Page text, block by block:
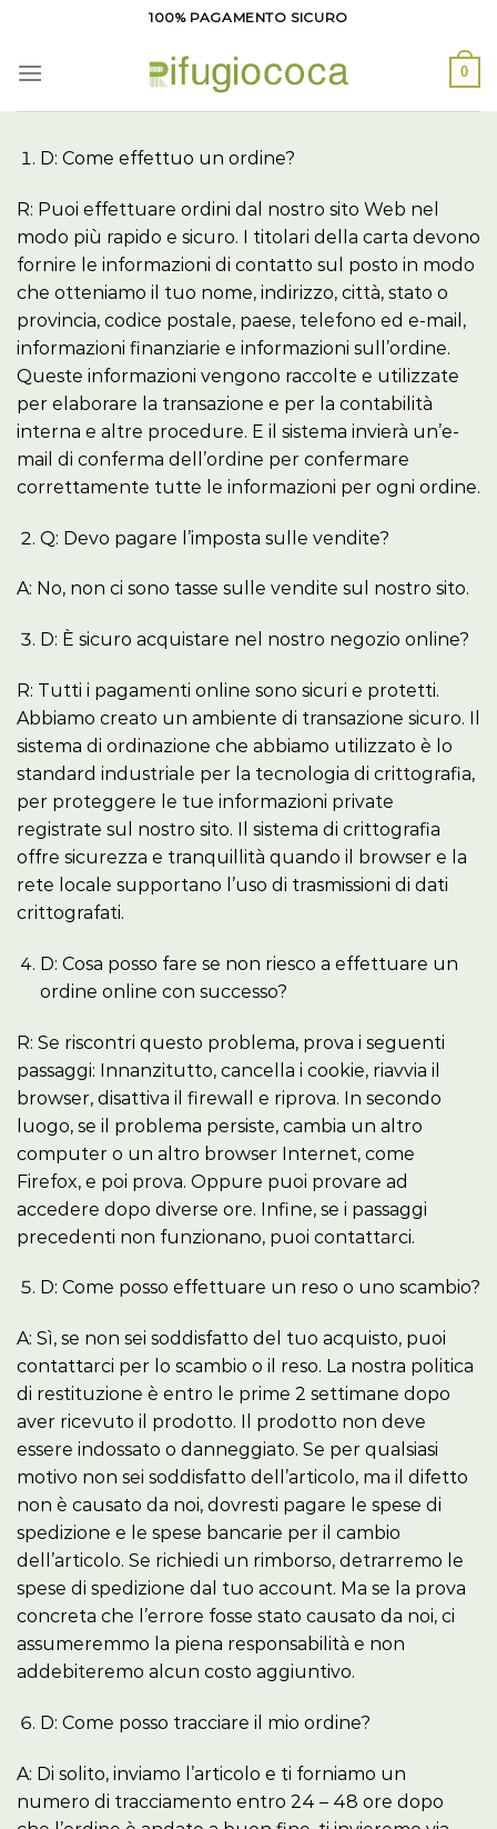
contenuti
100% PAGAMENTO SICURO
0
D: Come effettuo un ordine?
R: Puoi effettuare ordini dal nostro sito Web nel
modo più rapido e sicuro. I titolari della carta devono
fornire le informazioni di contatto sul posto in modo
che otteniamo il tuo nome, indirizzo, città, stato o
provincia, codice postale, paese, telefono ed e-mail,
informazioni finanziarie e informazioni sull’ordine.
Queste informazioni vengono raccolte e utilizzate
per elaborare la transazione e per la contabilità
interna e altre procedure. E il sistema invierà un’e-
mail di conferma dell’ordine per confermare
correttamente tutte le informazioni per ogni ordine.
Q: Devo pagare l’imposta sulle vendite?
A: No, non ci sono tasse sulle vendite sul nostro sito.
D: È sicuro acquistare nel nostro negozio online?
R: Tutti i pagamenti online sono sicuri e protetti.
Abbiamo creato un ambiente di transazione sicuro. Il
sistema di ordinazione che abbiamo utilizzato è lo
standard industriale per la tecnologia di crittografia,
per proteggere le tue informazioni private
registrate sul nostro sito. Il sistema di crittografia
offre sicurezza e tranquillità quando il browser e la
rete locale supportano l’uso di trasmissioni di dati
crittografati.
D: Cosa posso fare se non riesco a effettuare un
ordine online con successo?
R: Se riscontri questo problema, prova i seguenti
passaggi: Innanzitutto, cancella i cookie, riavvia il
browser, disattiva il firewall e riprova. In secondo
luogo, se il problema persiste, cambia un altro
computer o un altro browser Internet, come
Firefox, e poi prova. Oppure puoi provare ad
accedere dopo diverse ore. Infine, se i passaggi
precedenti non funzionano, puoi contattarci.
D: Come posso effettuare un reso o uno scambio?
A: Sì, se non sei soddisfatto del tuo acquisto, puoi
contattarci per lo scambio o il reso. La nostra politica
di restituzione è entro le prime 2 settimane dopo
aver ricevuto il prodotto. Il prodotto non deve
essere indossato o danneggiato. Se per qualsiasi
motivo non sei soddisfatto dell’articolo, ma il difetto
non è causato da noi, dovresti pagare le spese di
spedizione e le spese bancarie per il cambio
dell’articolo. Se richiedi un rimborso, detrarremo le
spese di spedizione dal tuo account. Ma se la prova
concreta che l’errore fosse stato causato da noi, ci
assumeremmo la piena responsabilità e non
addebiteremo alcun costo aggiuntivo.
D: Come posso tracciare il mio ordine?
A: Di solito, inviamo l’articolo e ti forniamo un
numero di tracciamento entro 24 – 48 ore dopo